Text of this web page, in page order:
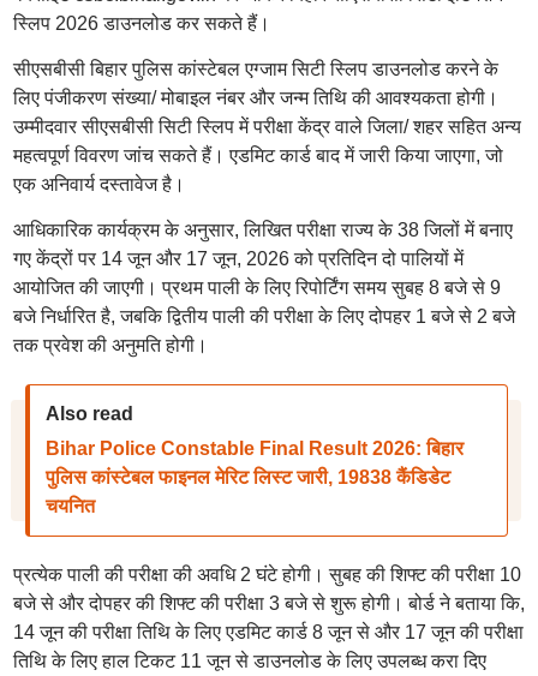
स्लिप 2026 डाउनलोड कर सकते हैं।
सीएसबीसी बिहार पुलिस कांस्टेबल एग्जाम सिटी स्लिप डाउनलोड करने के
लिए पंजीकरण संख्या/ मोबाइल नंबर और जन्म तिथि की आवश्यकता होगी।
उम्मीदवार सीएसबीसी सिटी स्लिप में परीक्षा केंद्र वाले जिला/ शहर सहित अन्य
महत्वपूर्ण विवरण जांच सकते हैं। एडमिट कार्ड बाद में जारी किया जाएगा, जो
एक अनिवार्य दस्तावेज है।
आधिकारिक कार्यक्रम के अनुसार, लिखित परीक्षा राज्य के 38 जिलों में बनाए
गए केंद्रों पर 14 जून और 17 जून, 2026 को प्रतिदिन दो पालियों में
आयोजित की जाएगी। प्रथम पाली के लिए रिपोर्टिंग समय सुबह 8 बजे से 9
बजे निर्धारित है, जबकि द्वितीय पाली की परीक्षा के लिए दोपहर 1 बजे से 2 बजे
तक प्रवेश की अनुमति होगी।
Also read
Bihar Police Constable Final Result 2026: बिहार
पुलिस कांस्टेबल फाइनल मेरिट लिस्ट जारी, 19838 कैंडिडेट
चयनित
प्रत्येक पाली की परीक्षा की अवधि 2 घंटे होगी। सुबह की शिफ्ट की परीक्षा 10
बजे से और दोपहर की शिफ्ट की परीक्षा 3 बजे से शुरू होगी। बोर्ड ने बताया कि,
14 जून की परीक्षा तिथि के लिए एडमिट कार्ड 8 जून से और 17 जून की परीक्षा
तिथि के लिए हाल टिकट 11 जून से डाउनलोड के लिए उपलब्ध करा दिए